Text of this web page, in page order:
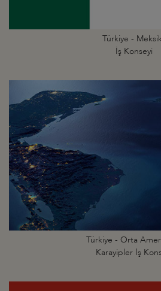
Türkiye -
İş Konseyi
Türkiye - Orta
Karayipler İş